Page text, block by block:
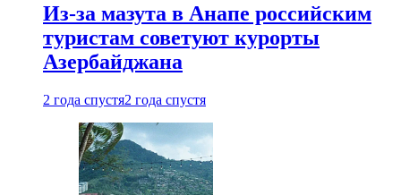
Из-за мазута в Анапе российским
туристам советуют курорты
Азербайджана
2 года спустя2 года спустя